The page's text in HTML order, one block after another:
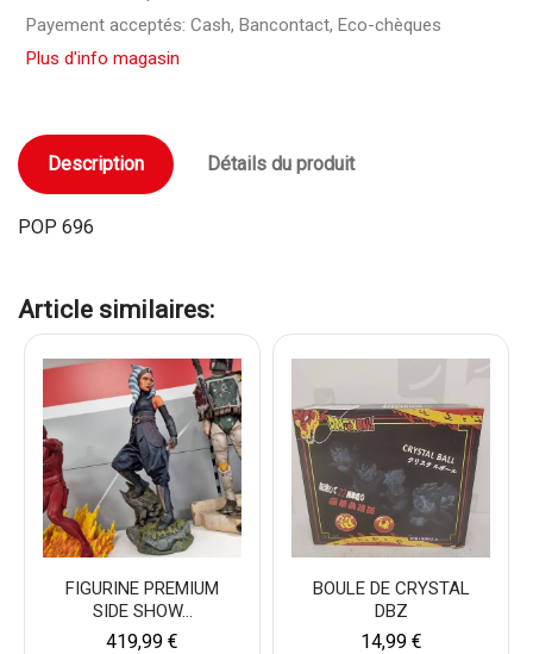
Payement acceptés: Cash, Bancontact, Eco-chèques
Plus d'info magasin
Description Détails du produit
POP 696
Article similaires:
FIGURINE PREMIUM
SIDE SHOW...
419,99 €
BOULE DE CRYSTAL
DBZ
14,99 €